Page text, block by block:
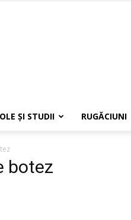
ŞI STUDII RUGĂCIUNI
botez